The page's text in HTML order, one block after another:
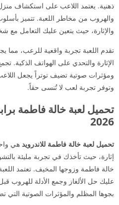
ذهنية. يعتمد اللاعب على استكشاف
والهروب من مخاطر اللعبة. تتميز
والإثارة، حيث يتعين عليك التعامل
تقدم اللعبة تجربة واقعية للرعب، مما
الإثارة والتحدي على الهواتف الذكية.
ومؤثرات صوتية تضيف توتراً يجعل
وتوفر تجربة لعب لا تُنسى حقاً.
تحميل لعبة خالة فاطمة
2026
تحميل لعبة خالة فاطمة للاندرويد هي
إثارة، حيث تأخذك في تجربة مليئة
خالة فاطمة وزوجها المخيف. تعتمد
عليك حل الألغاز وجمع الأدلة للهروب
بجوها المظلم والمؤثرات الصوتية